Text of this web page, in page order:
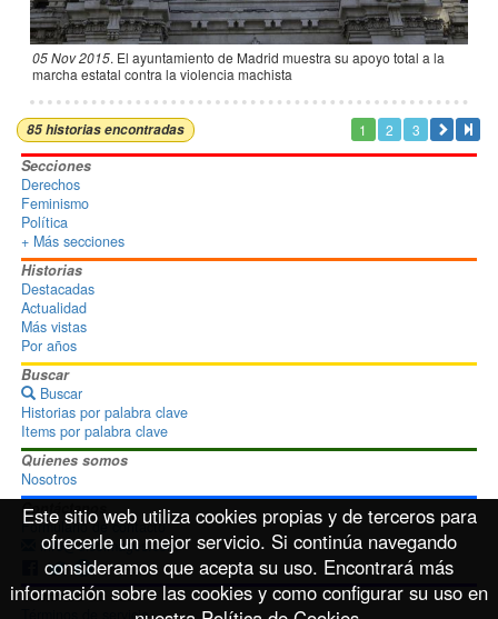
05 Nov 2015. El ayuntamiento de Madrid muestra su apoyo total a la
marcha estatal contra la violencia machista
85 historias encontradas 1 2 3  
Secciones
Derechos
Feminismo
Política
+ Más secciones
Historias
Destacadas
Actualidad
Más vistas
Por años
Buscar
Buscar
Historias por palabra clave
Items por palabra clave
Quienes somos
Nosotros
Contáctanos
Formulario de contacto
info@disoimages.com
Términos de uso
Términos de servicio
Este sitio web utiliza cookies propias y de terceros para
ofrecerle un mejor servicio. Si continúa navegando
consideramos que acepta su uso. Encontrará más
información sobre las cookies y como configurar su uso en